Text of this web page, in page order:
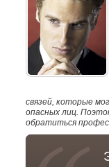
связей, которые
опасных лиц.
обратиться